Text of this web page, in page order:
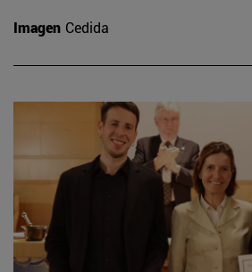
Imagen Cedida